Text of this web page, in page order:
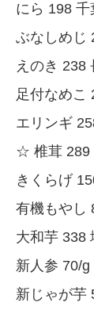
にら 198
ぶなしめじ
えのき 238
足付なめこ
エリンギ
☆ 椎茸 289
きくらげ
有機もやし
大和芋 338
新人参 70/
新じゃが芋